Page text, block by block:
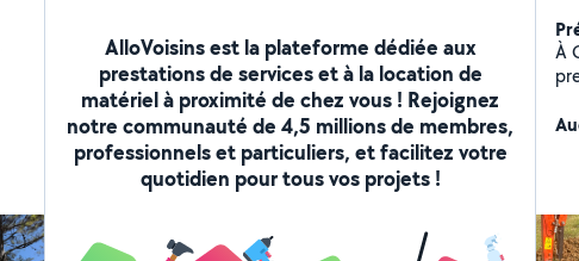
AlloVoisins est la plateforme dédiée aux
prestations de services et à la location de
matériel à proximité de chez vous ! Rejoignez
notre communauté de 4,5 millions de membres,
professionnels et particuliers, et facilitez votre
quotidien pour tous vos projets !
À
la